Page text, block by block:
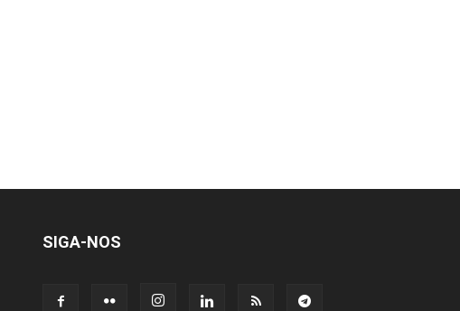
SIGA-NOS